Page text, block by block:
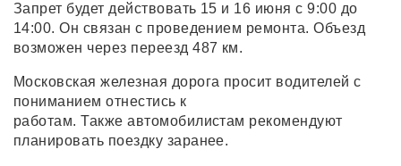
Запрет будет действовать 15 и 16 июня с 9:00 до
14:00. Он связан с проведением ремонта. Объезд
возможен через переезд 487 км.
Московская железная дорога просит водителей с
пониманием отнестись к
работам. Также автомобилистам рекомендуют
планировать поездку заранее.